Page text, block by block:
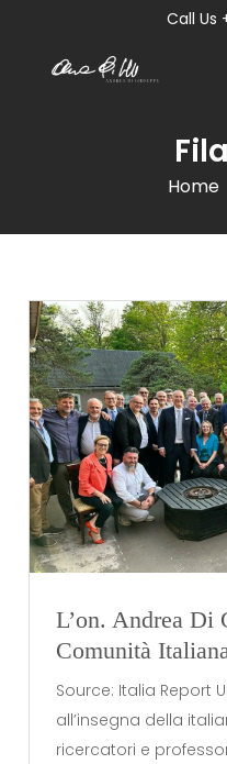
Call Us
Home
L’on. Andrea Di
Comunità
Source: Italia Report
all’insegna della
ricercatori e